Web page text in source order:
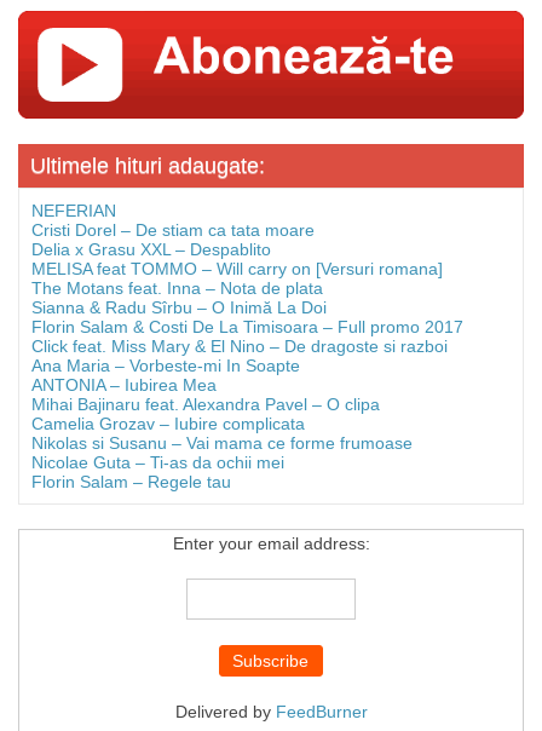
Ultimele hituri adaugate:
NEFERIAN
Cristi Dorel – De stiam ca tata moare
Delia x Grasu XXL – Despablito
MELISA feat TOMMO – Will carry on [Versuri romana]
The Motans feat. Inna – Nota de plata
Sianna & Radu Sîrbu – O Inimă La Doi
Florin Salam & Costi De La Timisoara – Full promo 2017
Click feat. Miss Mary & El Nino – De dragoste si razboi
Ana Maria – Vorbeste-mi In Soapte
ANTONIA – Iubirea Mea
Mihai Bajinaru feat. Alexandra Pavel – O clipa
Camelia Grozav – Iubire complicata
Nikolas si Susanu – Vai mama ce forme frumoase
Nicolae Guta – Ti-as da ochii mei
Florin Salam – Regele tau
Enter your email address:
Delivered by FeedBurner